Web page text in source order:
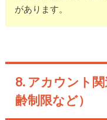
があります。
8. アカウント
齢制限など）